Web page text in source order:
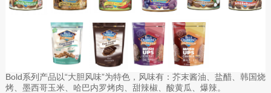
Bold系列产品以“大胆风味”为特色，风味有：芥末酱油、盐醋、韩国烧
烤、墨西哥玉米、哈巴内罗烤肉、甜辣椒、酸黄瓜、爆辣。